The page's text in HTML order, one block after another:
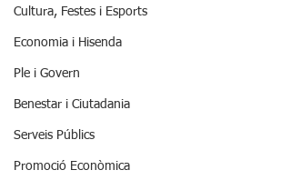
Cultura, Festes i Esports
Economia i Hisenda
Ple i Govern
Benestar i Ciutadania
Serveis Públics
Promoció Econòmica